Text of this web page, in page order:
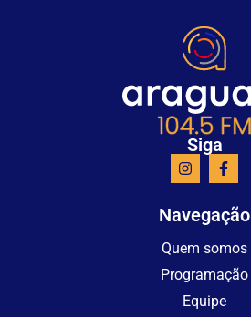
Siga
Navegação
Quem somos
Programação
Equipe